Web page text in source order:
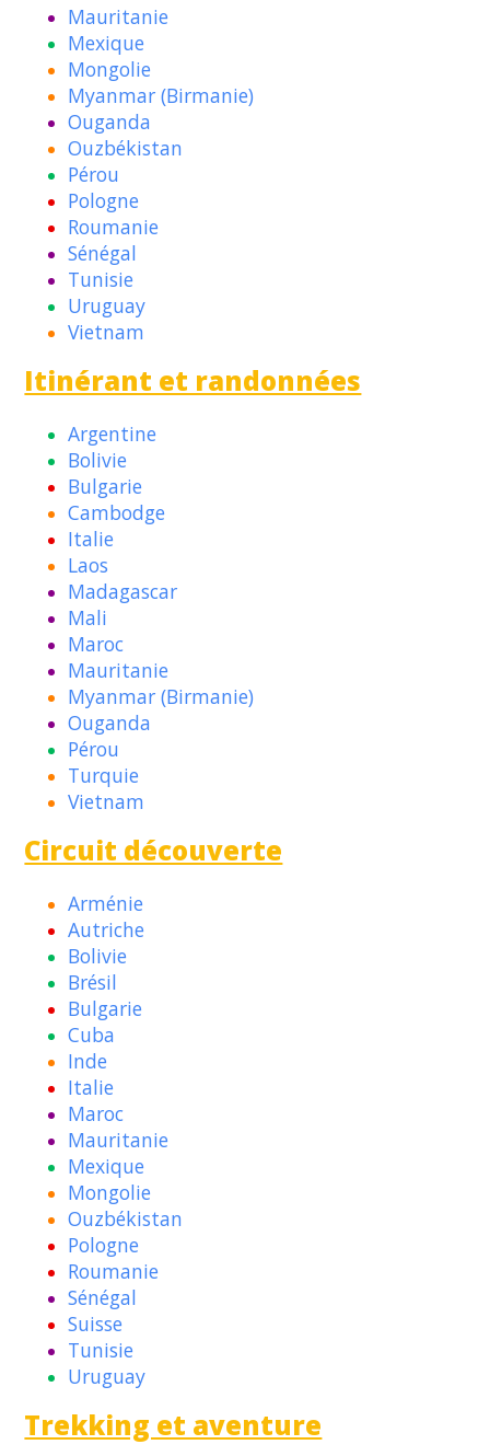
Mauritanie
Mexique
Mongolie
Myanmar (Birmanie)
Ouganda
Ouzbékistan
Pérou
Pologne
Roumanie
Sénégal
Tunisie
Uruguay
Vietnam
Itinérant et randonnées
Argentine
Bolivie
Bulgarie
Cambodge
Italie
Laos
Madagascar
Mali
Maroc
Mauritanie
Myanmar (Birmanie)
Ouganda
Pérou
Turquie
Vietnam
Circuit découverte
Arménie
Autriche
Bolivie
Brésil
Bulgarie
Cuba
Inde
Italie
Maroc
Mauritanie
Mexique
Mongolie
Ouzbékistan
Pologne
Roumanie
Sénégal
Suisse
Tunisie
Uruguay
Trekking et aventure